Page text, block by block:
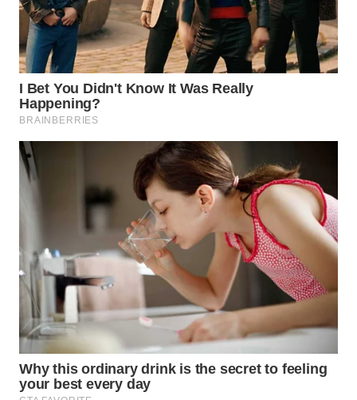
NET
WAHANA
SPORT
WAHANA
UMKM
WAHANA
WAHANA
OTOMOTIF
WAHANA
HEALTH